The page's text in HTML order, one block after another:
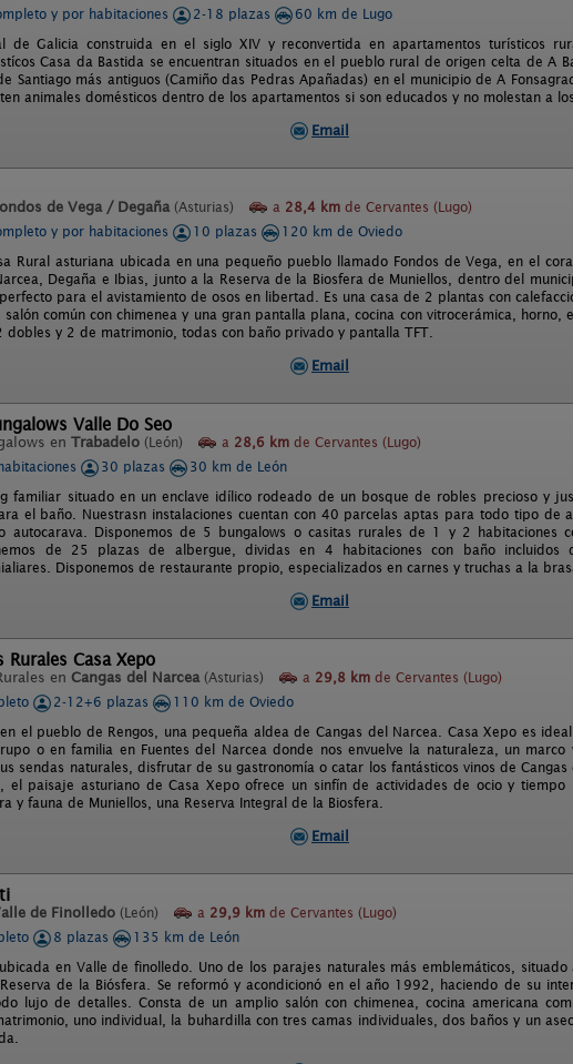
y por habitaciones
2-18 plazas
60 km de Lugo
de Galicia construida en el siglo XIV y reconvertida en apartamentos turísticos
Casa da Bastida se encuentran situados en el pueblo rural de origen celta de A
Santiago más antiguos (Camiño das Pedras Apañadas) en el municipio de A
animales domésticos dentro de los apartamentos si son educados y no molestan a
Email
de Vega / Degaña (Asturias) a 28,4 km de Cervantes (Lugo)
y por habitaciones
10 plazas
120 km de Oviedo
Rural asturiana ubicada en una pequeño pueblo llamado Fondos de Vega, en el
Degaña e Ibias, junto a la Reserva de la Biosfera de Muniellos, dentro del
para el avistamiento de osos en libertad. Es una casa de 2 plantas con
común con chimenea y una gran pantalla plana, cocina con vitrocerámica, horno,
dobles y 2 de matrimonio, todas con baño privado y pantalla TFT.
Email
Valle Do Seo
en Trabadelo (León) a 28,6 km de Cervantes (Lugo)
30 plazas
30 km de León
familiar situado en un enclave idílico rodeado de un bosque de robles precioso y
el baño. Nuestrasn instalaciones cuentan con 40 parcelas aptas para todo tipo de
autocarava. Disponemos de 5 bungalows o casitas rurales de 1 y 2 habitaciones
de 25 plazas de albergue, dividas en 4 habitaciones con baño incluidos
Disponemos de restaurante propio, especializados en carnes y truchas a la
Email
Casa Xepo
en Cangas del Narcea (Asturias) a 29,8 km de Cervantes (Lugo)
2-12+6 plazas
110 km de Oviedo
el pueblo de Rengos, una pequeña aldea de Cangas del Narcea. Casa Xepo es
o en familia en Fuentes del Narcea donde nos envuelve la naturaleza, un
sendas naturales, disfrutar de su gastronomía o catar los fantásticos vinos de Cangas
el paisaje asturiano de Casa Xepo ofrece un sinfín de actividades de ocio y tiempo
y fauna de Muniellos, una Reserva Integral de la Biosfera.
Email
de Finolledo (León) a 29,9 km de Cervantes (Lugo)
8 plazas
135 km de León
en Valle de finolledo. Uno de los parajes naturales más emblemáticos,
de la Biósfera. Se reformó y acondicionó en el año 1992, haciendo de su
lujo de detalles. Consta de un amplio salón con chimenea, cocina americana
uno individual, la buhardilla con tres camas individuales, dos baños y un